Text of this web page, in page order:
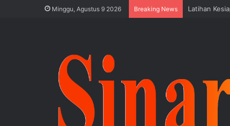
Minggu, Agustus 9 2026 Breaking News Latihan